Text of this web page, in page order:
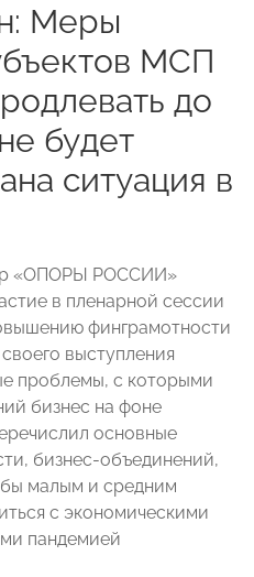
Меры
МСП
до
будет
ситуация в
«ОПОРЫ РОССИИ»
в пленарной сессии
финграмотности
выступления
проблемы, с которыми
бизнес на фоне
основные
бизнес-объединений,
малым и средним
с экономическими
пандемией